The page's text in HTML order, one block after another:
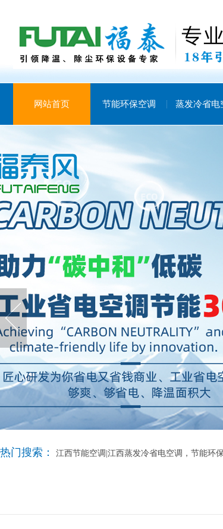
网站首页 节能环保空调 蒸发冷省电
热门搜索： 江西节能空调|江西蒸发冷省电空调，节能环